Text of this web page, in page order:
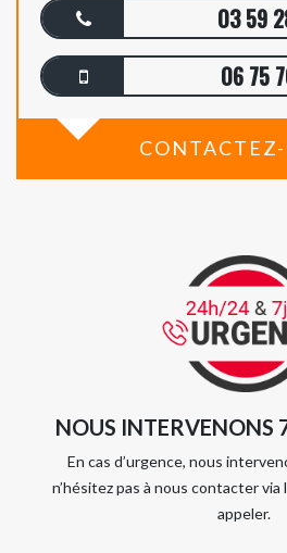
03 59
06 75
NOUS INTERVENONS
En cas d’urgence, nous
n’hésitez pas à nous contacter via
appeler.